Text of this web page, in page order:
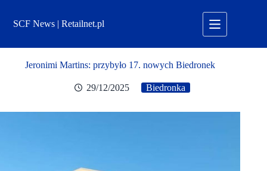
treściSCF News | Retailnet.pl
Jeronimi Martins: przybyło 17. nowych Biedronek
29/12/2025 Biedronka